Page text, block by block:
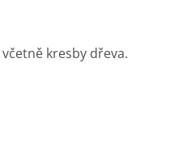
kresby dřeva.